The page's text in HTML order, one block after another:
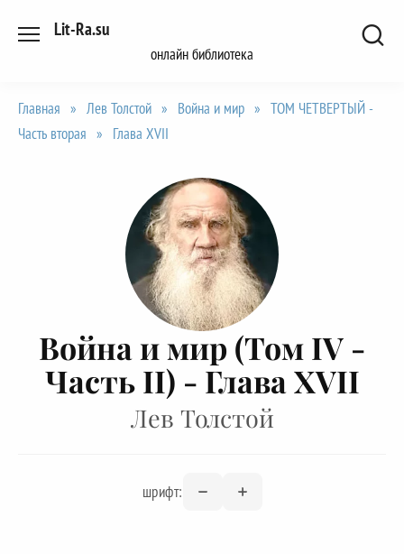
Lit-Ra.su
онлайн библиотека
Главная » Лев Толстой » Война и мир » ТОМ ЧЕТВЕРТЫЙ -
Часть вторая » Глава XVII
Война и мир (Том IV -
Часть II) - Глава XVII
Лев Толстой
шрифт: